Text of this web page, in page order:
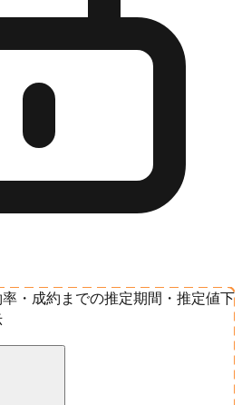
・成約までの推定期間・推定値下